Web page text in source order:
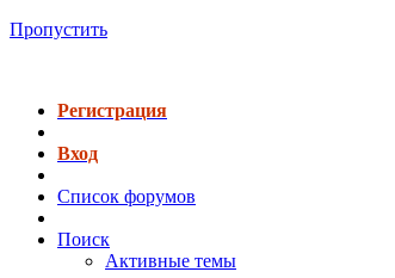
Пропустить
Регистрация
Вход
Список форумов
Поиск
Активные темы